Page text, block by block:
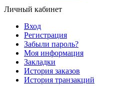
Личный кабинет
Вход
Регистрация
Забыли пароль?
Моя информация
Закладки
История заказов
История транзакций